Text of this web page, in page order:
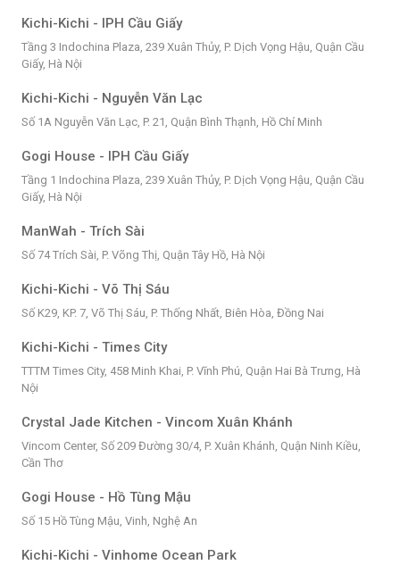
Kichi-Kichi - IPH Cầu Giấy
Tầng 3 Indochina Plaza, 239 Xuân Thủy, P. Dịch Vọng Hậu, Quận Cầu
Giấy, Hà Nội
Kichi-Kichi - Nguyễn Văn Lạc
Số 1A Nguyễn Văn Lạc, P. 21, Quận Bình Thạnh, Hồ Chí Minh
Gogi House - IPH Cầu Giấy
Tầng 1 Indochina Plaza, 239 Xuân Thủy, P. Dịch Vọng Hậu, Quận Cầu
Giấy, Hà Nội
ManWah - Trích Sài
Số 74 Trích Sài, P. Võng Thị, Quận Tây Hồ, Hà Nội
Kichi-Kichi - Võ Thị Sáu
Số K29, KP. 7, Võ Thị Sáu, P. Thống Nhất, Biên Hòa, Đồng Nai
Kichi-Kichi - Times City
TTTM Times City, 458 Minh Khai, P. Vĩnh Phú, Quận Hai Bà Trưng, Hà
Nội
Crystal Jade Kitchen - Vincom Xuân Khánh
Vincom Center, Số 209 Đường 30/4, P. Xuân Khánh, Quận Ninh Kiều,
Cần Thơ
Gogi House - Hồ Tùng Mậu
Số 15 Hồ Tùng Mậu, Vinh, Nghệ An
Kichi-Kichi - Vinhome Ocean Park